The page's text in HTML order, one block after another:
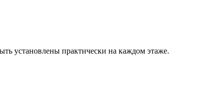
установлены практически на каждом этаже.